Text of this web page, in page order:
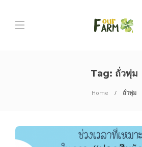
Tag: ถั่วพุ่ม
Home ถั่วพุ่ม